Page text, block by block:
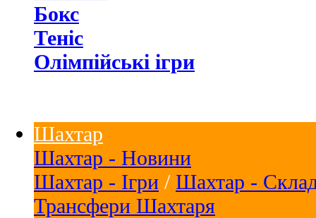
Бокс
Теніс
Олімпійські ігри
Шахтар
Шахтар - Новини
Шахтар - Ігри / Шахтар -
Трансфери Шахтаря